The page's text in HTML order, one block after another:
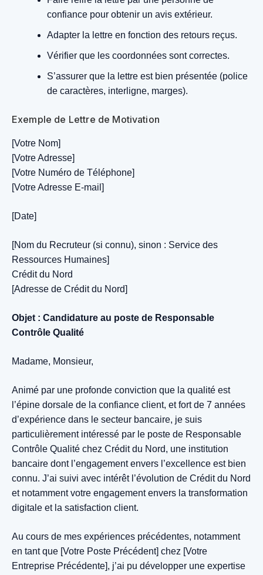
confiance pour obtenir un avis extérieur.
Adapter la lettre en fonction des retours reçus.
Vérifier que les coordonnées sont correctes.
S’assurer que la lettre est bien présentée (police
de caractères, interligne, marges).
Exemple de Lettre de Motivation
[Votre Nom]
[Votre Adresse]
[Votre Numéro de Téléphone]
[Votre Adresse E-mail]
[Date]
[Nom du Recruteur (si connu), sinon : Service des
Ressources Humaines]
Crédit du Nord
[Adresse de Crédit du Nord]
Objet : Candidature au poste de Responsable
Contrôle Qualité
Madame, Monsieur,
Animé par une profonde conviction que la qualité est
l’épine dorsale de la confiance client, et fort de 7 années
d’expérience dans le secteur bancaire, je suis
particulièrement intéressé par le poste de Responsable
Contrôle Qualité chez Crédit du Nord, une institution
bancaire dont l’engagement envers l’excellence est bien
connu. J’ai suivi avec intérêt l’évolution de Crédit du Nord
et notamment votre engagement envers la transformation
digitale et la satisfaction client.
Au cours de mes expériences précédentes, notamment
en tant que [Votre Poste Précédent] chez [Votre
Entreprise Précédente], j’ai pu développer une expertise